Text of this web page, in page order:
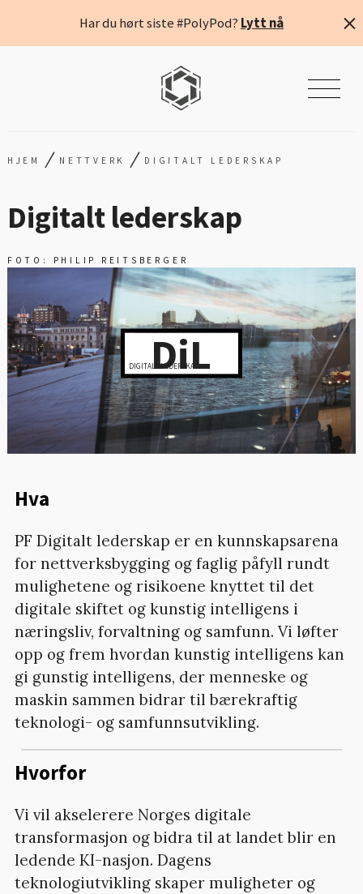
Har du hørt siste #PolyPod? Lytt nå
HJEM / NETTVERK / DIGITALT LEDERSKAP
Digitalt lederskap
FOTO: PHILIP REITSBERGER
DiL
DIGITALT LEDERSKAP
Hva
PF Digitalt lederskap er en kunnskapsarena
for nettverksbygging og faglig påfyll rundt
mulighetene og risikoene knyttet til det
digitale skiftet og kunstig intelligens i
næringsliv, forvaltning og samfunn. Vi løfter
opp og frem hvordan kunstig intelligens kan
gi gunstig intelligens, der menneske og
maskin sammen bidrar til bærekraftig
teknologi- og samfunnsutvikling.
Hvorfor
Vi vil akselerere Norges digitale
transformasjon og bidra til at landet blir en
ledende KI-nasjon. Dagens
teknologiutvikling skaper muligheter og